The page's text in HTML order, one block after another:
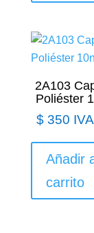
2A103
Poliéster
$ 350
Añadir
carrito